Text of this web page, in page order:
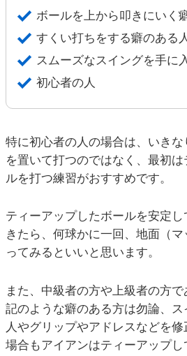
ボールを上から叩きにいく
すくい打ちをする癖のある人
スムーズなスイングを手に
初心者の人
特に初心者の人の場合は、いき
を置いて打つのではなく、最初
ルを打つ練習がおすすめです。
ティーアップしたボールを安定
きたら、何球かに一回、地面（
ってみるといいと思います。
また、中級者の方や上級者の方
記のような癖のある方は勿論、
人やグリップやアドレスなどを
場合もアイアンはティーアップ